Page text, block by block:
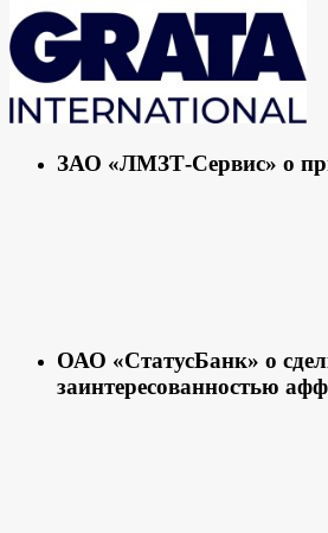
ЗАО «ЛМЗТ-Сервис» о
ОАО «СтатусБанк» о
заинтересованностью